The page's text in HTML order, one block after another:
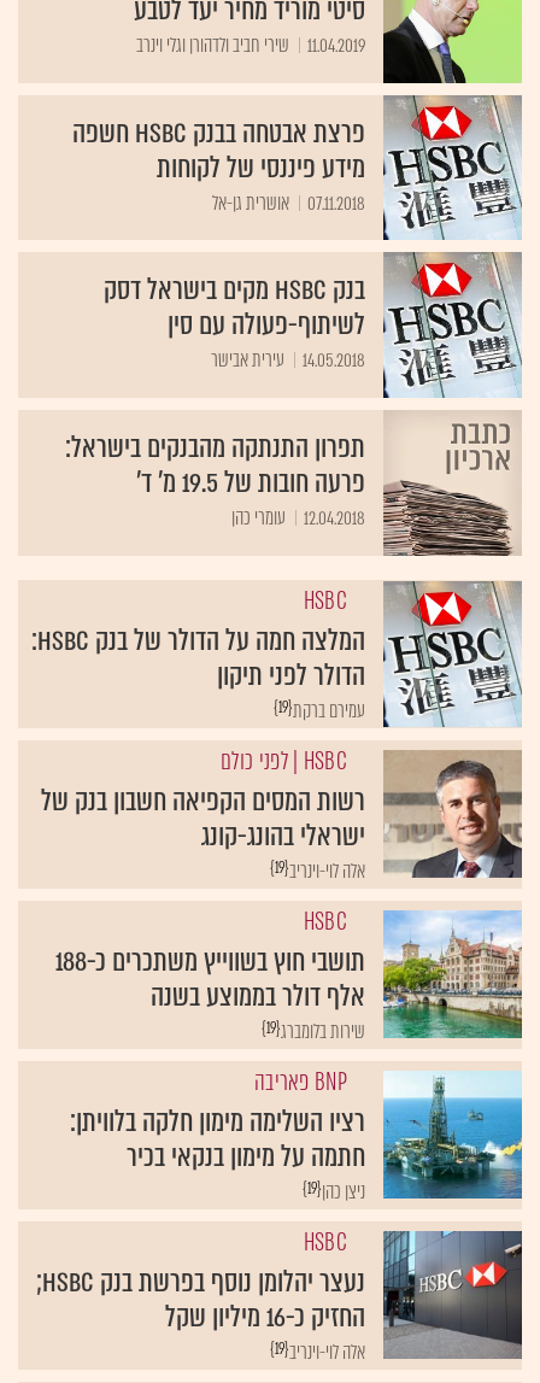
סיטי מוריד מחיר יעד לטבע
11.04.2019 שירי חביב ולדהורן וגלי וינרב
פרצת אבטחה בבנק HSBC חשפה
מידע פיננסי של לקוחות
07.11.2018 אושרית גן-אל
בנק HSBC מקים בישראל דסק
לשיתוף-פעולה עם סין
14.05.2018 עירית אבישר
תפרון התנתקה מהבנקים בישראל:
פרעה חובות של 19.5 מ' ד'
12.04.2018 עומרי כהן
HSBC
המלצה חמה על הדולר של בנק HSBC:
הדולר לפני תיקון
{19}עמירם ברקת
HSBC | לפני כולם
רשות המסים הקפיאה חשבון בנק של
ישראלי בהונג-קונג
{19}אלה לוי-וינריב
HSBC
תושבי חוץ בשווייץ משתכרים כ-188
אלף דולר בממוצע בשנה
{19}שירות בלומברג
BNP פאריבה
רציו השלימה מימון חלקה בלוויתן:
חתמה על מימון בנקאי בכיר
{19}ניצן כהן
HSBC
נעצר יהלומן נוסף בפרשת בנק HSBC;
החזיק כ-16 מיליון שקל
{19}אלה לוי-וינריב